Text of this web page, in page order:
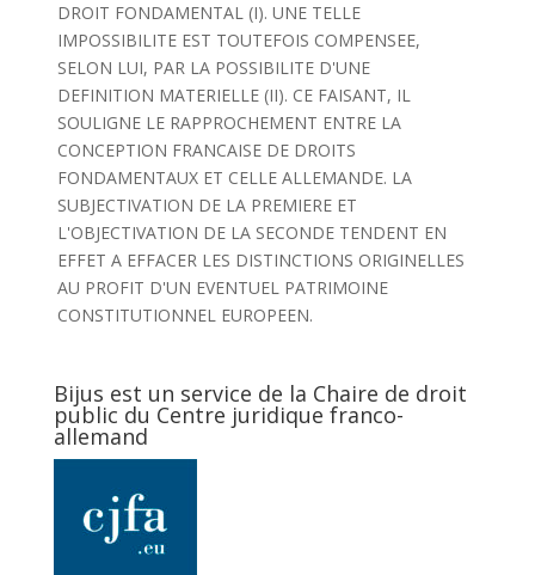
DROIT FONDAMENTAL (I). UNE TELLE
IMPOSSIBILITE EST TOUTEFOIS COMPENSEE,
SELON LUI, PAR LA POSSIBILITE D'UNE
DEFINITION MATERIELLE (II). CE FAISANT, IL
SOULIGNE LE RAPPROCHEMENT ENTRE LA
CONCEPTION FRANCAISE DE DROITS
FONDAMENTAUX ET CELLE ALLEMANDE. LA
SUBJECTIVATION DE LA PREMIERE ET
L'OBJECTIVATION DE LA SECONDE TENDENT EN
EFFET A EFFACER LES DISTINCTIONS ORIGINELLES
AU PROFIT D'UN EVENTUEL PATRIMOINE
CONSTITUTIONNEL EUROPEEN.
Bijus est un service de la Chaire de droit
public du Centre juridique franco-
allemand